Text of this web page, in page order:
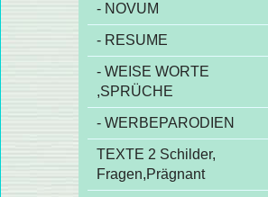
- NOVUM
- RESUME
- WEISE WORTE
,SPRÜCHE
- WERBEPARODIEN
TEXTE 2 Schilder,
Fragen,Prägnant